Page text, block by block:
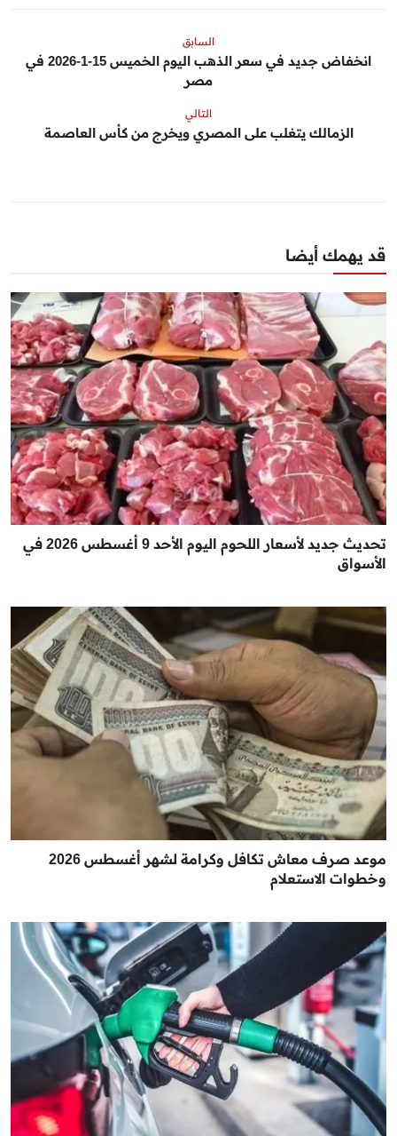
السابق
انخفاض جديد في سعر الذهب اليوم الخميس 15-1-2026 في
مصر
التالي
الزمالك يتغلب على المصري ويخرج من كأس العاصمة
قد يهمك أيضا
تحديث جديد لأسعار اللحوم اليوم الأحد 9 أغسطس 2026 في
الأسواق
موعد صرف معاش تكافل وكرامة لشهر أغسطس 2026
وخطوات الاستعلام